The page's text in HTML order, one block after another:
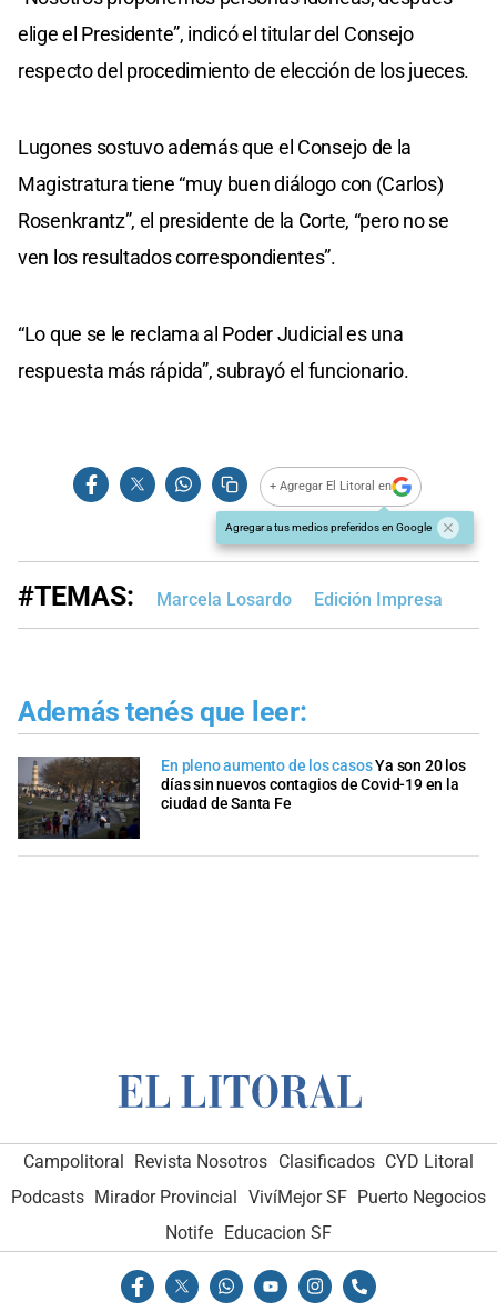
elige el Presidente”, indicó el titular del Consejo
respecto del procedimiento de elección de los jueces.
Lugones sostuvo además que el Consejo de la
Magistratura tiene “muy buen diálogo con (Carlos)
Rosenkrantz”, el presidente de la Corte, “pero no se
ven los resultados correspondientes”.
“Lo que se le reclama al Poder Judicial es una
respuesta más rápida”, subrayó el funcionario.
+ Agregar El Litoral en
Agregar a tus medios preferidos en Google
#TEMAS: Marcela Losardo Edición Impresa
Además tenés que leer:
En pleno aumento de los casosYa son 20 los
días sin nuevos contagios de Covid-19 en la
ciudad de Santa Fe
Campolitoral Revista Nosotros Clasificados CYD Litoral
Podcasts Mirador Provincial VivíMejor SF Puerto Negocios
Notife Educacion SF